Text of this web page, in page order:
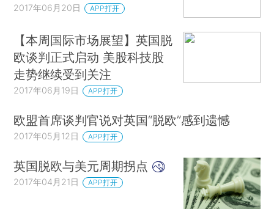
2017年06月20日 APP打开
【本周国际市场展望】英国脱
欧谈判正式启动 美股科技股
走势继续受到关注
2017年06月19日 APP打开
欧盟首席谈判官说对英国“脱欧”感到遗憾
2017年05月12日 APP打开
英国脱欧与美元周期拐点
2017年04月21日 APP打开